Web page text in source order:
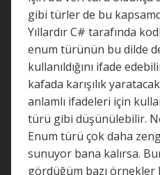
gibi türler de bu
Yıllardır C# tarafında
enum türünün bu dilde
kullanıldığını ifade
kafada karışılık
anlamlı ifadeleri için
türü gibi düşünülebilir.
Enum türü çok daha
sunuyor bana kalırsa.
gördüğüm bazı